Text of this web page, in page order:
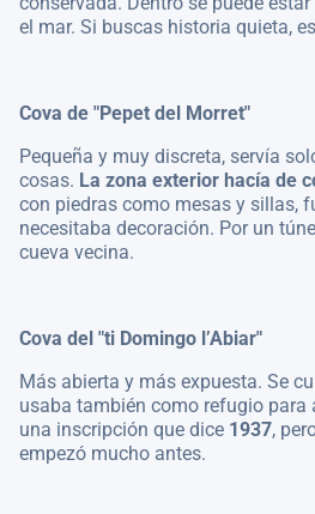
el mar. Si buscas historia quieta,
Cova de "Pepet del Morret"
Pequeña y muy discreta, servía
cosas. La zona exterior hacía de
con piedras como mesas y sillas,
necesitaba decoración. Por un
cueva vecina.
Cova del "ti Domingo l’Abiar"
Más abierta y más expuesta. Se
usaba también como refugio para
una inscripción que dice 1937,
empezó mucho antes.